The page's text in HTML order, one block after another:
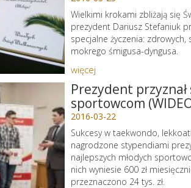
Wielkimi krokami zbliżają się
prezydent Dariusz Stefaniuk
specjalne życzenia:
mokrego śmigusa-dyngusa.
więcej
Prezydent
sportowcom
2016-03-22
Sukcesy w taekwondo,
nagrodzone stypendiami
najlepszych młodych
nich wyniesie 600 zł
przeznaczono 24 tys. zł.